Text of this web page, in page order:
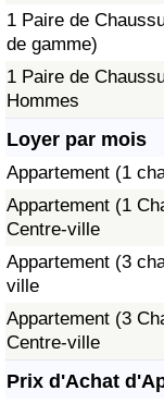
1 Paire de
de gamme)
1 Paire de
Hommes
Loyer par mois
Appartement (1
Appartement (1
Centre-ville
Appartement (3
ville
Appartement (3
Centre-ville
Prix d'Achat